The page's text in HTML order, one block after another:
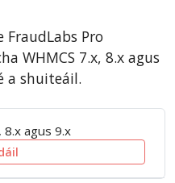
Pro
WHMCS 7.x, 8.x agus
a shuiteáil.
8.x agus 9.x